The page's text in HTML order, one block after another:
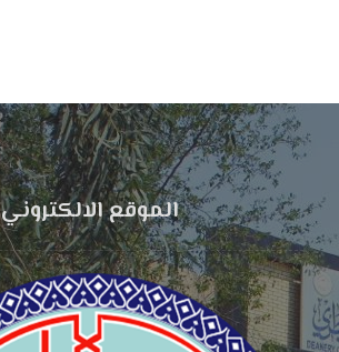
الموقع الالكتروني